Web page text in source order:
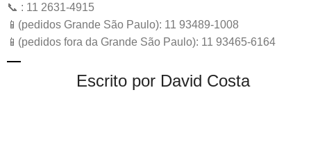
📞 : 11 2631-4915
📱(pedidos Grande São Paulo): 11 93489-1008
📱(pedidos fora da Grande São Paulo): 11 93465-6164
Escrito por David Costa